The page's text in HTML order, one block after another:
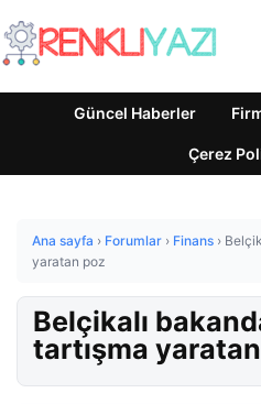
Güncel Haberler
Çerez
Ana sayfa › Forumlar › Finans ›
yaratan poz
Belçikalı
tartışma